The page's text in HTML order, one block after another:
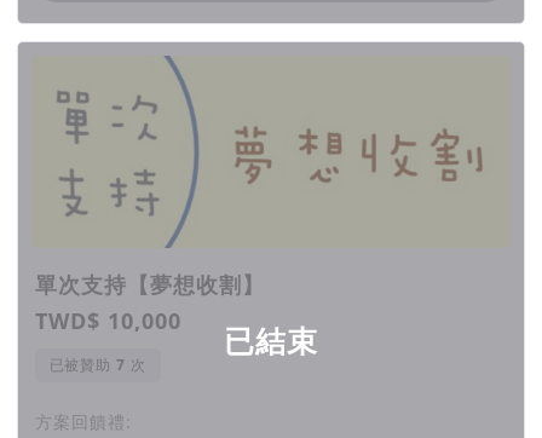
◆ 組織名稱 : 社團法人台灣心動家族兒童青少年關懷協會
◆ 統編 : 47263469
已結束
單次支持【夢想收割】
TWD$ 10,000
已被贊助 次
方案回饋禮: